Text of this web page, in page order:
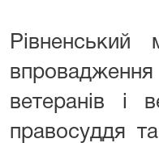
Рівненський
ветеранів і
правосуддя